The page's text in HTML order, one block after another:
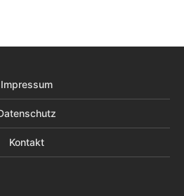
Impressum
Kontakt